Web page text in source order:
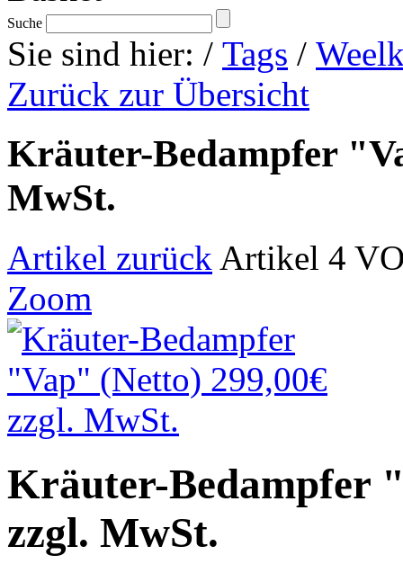
Suche
Sie sind hier: / Tags /
Zurück zur Übersicht
Kräuter-Bedampfer
MwSt.
Artikel zurück Artikel 4
Zoom
Kräuter-Bedampfer
zzgl. MwSt.